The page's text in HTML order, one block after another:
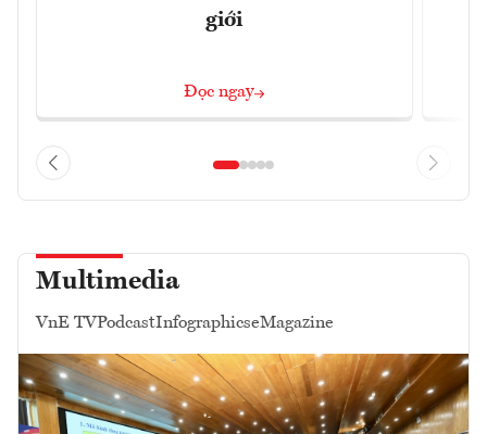
giới
Đọc ngay
Multimedia
VnE TVPodcastInfographicseMagazine